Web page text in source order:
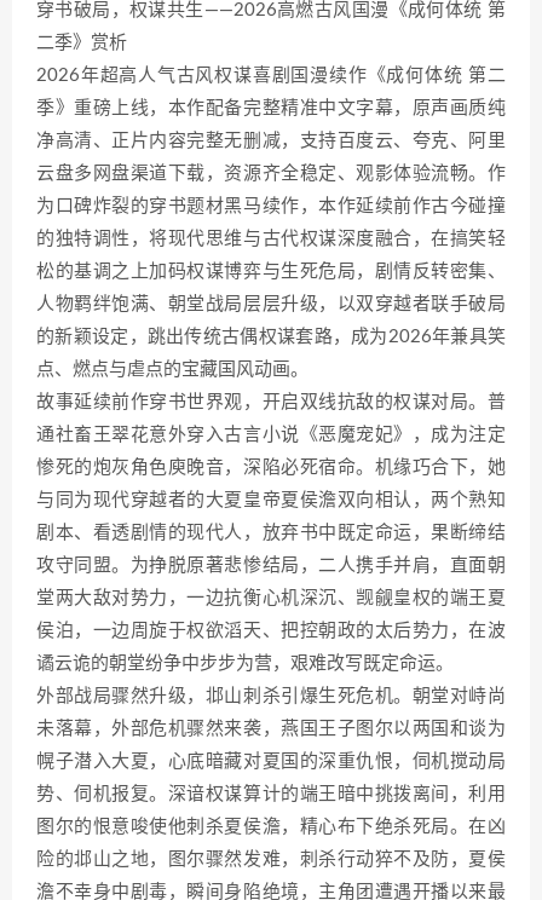
穿书破局，权谋共生——2026高燃古风国漫《成何体统 第
二季》赏析
2026年超高人气古风权谋喜剧国漫续作《成何体统 第二
季》重磅上线，本作配备完整精准中文字幕，原声画质纯
净高清、正片内容完整无删减，支持百度云、夸克、阿里
云盘多网盘渠道下载，资源齐全稳定、观影体验流畅。作
为口碑炸裂的穿书题材黑马续作，本作延续前作古今碰撞
的独特调性，将现代思维与古代权谋深度融合，在搞笑轻
松的基调之上加码权谋博弈与生死危局，剧情反转密集、
人物羁绊饱满、朝堂战局层层升级，以双穿越者联手破局
的新颖设定，跳出传统古偶权谋套路，成为2026年兼具笑
点、燃点与虐点的宝藏国风动画。
故事延续前作穿书世界观，开启双线抗敌的权谋对局。普
通社畜王翠花意外穿入古言小说《恶魔宠妃》，成为注定
惨死的炮灰角色庾晚音，深陷必死宿命。机缘巧合下，她
与同为现代穿越者的大夏皇帝夏侯澹双向相认，两个熟知
剧本、看透剧情的现代人，放弃书中既定命运，果断缔结
攻守同盟。为挣脱原著悲惨结局，二人携手并肩，直面朝
堂两大敌对势力，一边抗衡心机深沉、觊觎皇权的端王夏
侯泊，一边周旋于权欲滔天、把控朝政的太后势力，在波
谲云诡的朝堂纷争中步步为营，艰难改写既定命运。
外部战局骤然升级，邶山刺杀引爆生死危机。朝堂对峙尚
未落幕，外部危机骤然来袭，燕国王子图尔以两国和谈为
幌子潜入大夏，心底暗藏对夏国的深重仇恨，伺机搅动局
势、伺机报复。深谙权谋算计的端王暗中挑拨离间，利用
图尔的恨意唆使他刺杀夏侯澹，精心布下绝杀死局。在凶
险的邶山之地，图尔骤然发难，刺杀行动猝不及防，夏侯
澹不幸身中剧毒，瞬间身陷绝境，主角团遭遇开播以来最